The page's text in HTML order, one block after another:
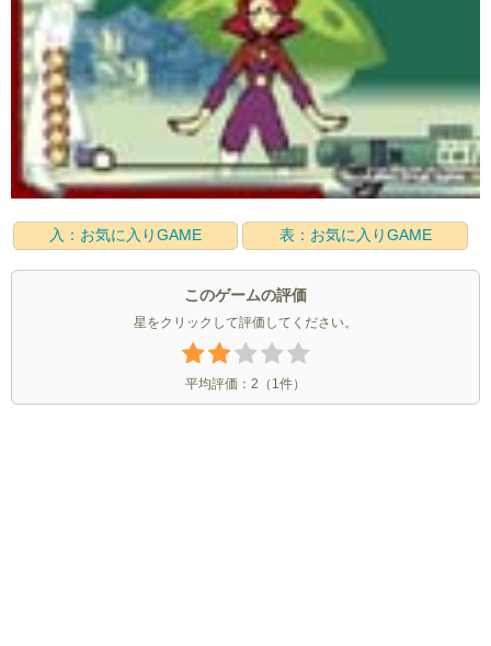
入：お気に入りGAME 表：お気に入りGAME
このゲームの評価
星をクリックして評価してください。
平均評価： 2 （ 1件）